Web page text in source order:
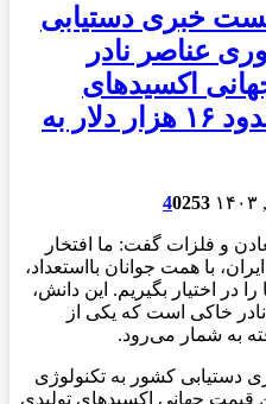
خبری دستیابی
عناصر نادر
اکسیدهای
تولیدی شرکت تجلی حدود ۱۶ هزار دلار به
40253
و فلزات گفت: ما افتخار
با همت جوانان بااستعداد،
در اختیار بگیریم. این دانش،
خاکی است که یکی از
به شمار می‌رود.